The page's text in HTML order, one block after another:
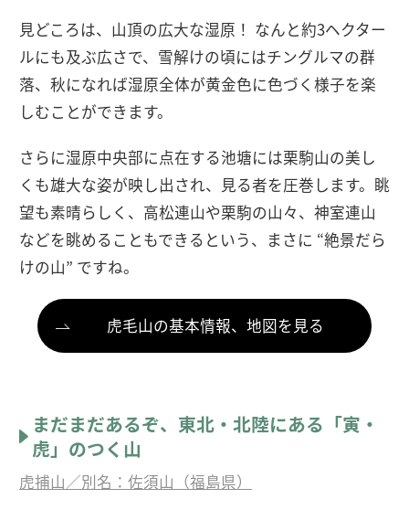
見どころは、山頂の広大な湿原！ なんと約3ヘクター
ルにも及ぶ広さで、雪解けの頃にはチングルマの群
落、秋になれば湿原全体が黄金色に色づく様子を楽
しむことができます。
さらに湿原中央部に点在する池塘には栗駒山の美し
くも雄大な姿が映し出され、見る者を圧巻します。眺
望も素晴らしく、高松連山や栗駒の山々、神室連山
などを眺めることもできるという、まさに “絶景だら
けの山” ですね。
虎毛山の基本情報、地図を見る
まだまだあるぞ、東北・北陸にある「寅・
虎」のつく山
虎捕山／別名：佐須山（福島県）